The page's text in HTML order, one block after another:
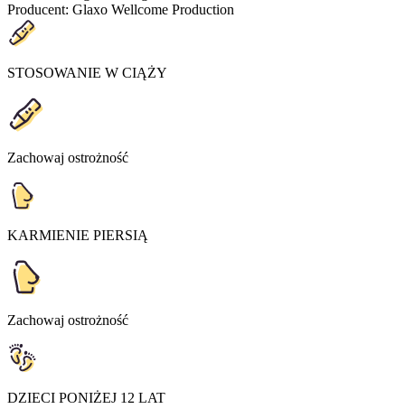
Producent: Glaxo Wellcome Production
STOSOWANIE W CIĄŻY
Zachowaj ostrożność
KARMIENIE PIERSIĄ
Zachowaj ostrożność
DZIECI PONIŻEJ 12 LAT